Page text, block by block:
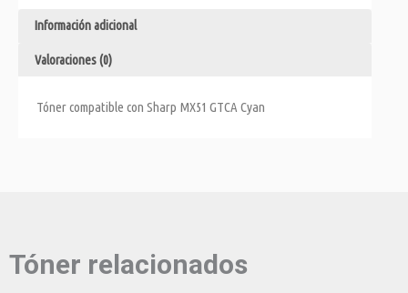
Información adicional
Valoraciones (0)
Tóner compatible con Sharp MX51 GTCA Cyan
Tóner relacionados